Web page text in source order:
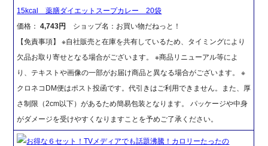
15kcal 薬膳ダイエットスープカレー 20袋
価格：4,743円
ショップ名：お買い物だねっと！
【免責事項】 ※自社販売と在庫を共有しているため、タイミングにより
欠品お取り寄せとなる場合がございます。 ※商品リニューアル等によ
り、テキストや画像の一部がお届け商品と異なる場合がございます。 ※
クロネコDM便はポスト投函です。代引きはご利用できません。また、厚
さ制限（2cm以下）があるため簡易包装となります。 パッケージや中身
がダメージを受けやすくなりますことを予めご了承ください。
お得な６セット！TVメディアでも話題沸騰！カロリーたったの